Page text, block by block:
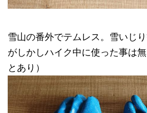
雪山の番外でテムレス。雪いじり
がしかしハイク中に使った事は
とあり）